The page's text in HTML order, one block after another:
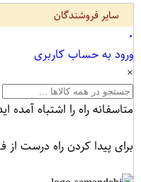
سایر فروشندگان
۰
ورود به حساب کاربری
×
متاسفانه راه را اشتباه آمده
برای پیدا کردن راه درست